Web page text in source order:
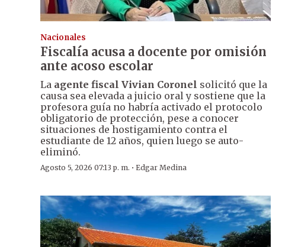
Nacionales
Fiscalía acusa a docente por omisión
ante acoso escolar
La agente fiscal Vivian Coronel solicitó que la
causa sea elevada a juicio oral y sostiene que la
profesora guía no habría activado el protocolo
obligatorio de protección, pese a conocer
situaciones de hostigamiento contra el
estudiante de 12 años, quien luego se auto-
eliminó.
Agosto 5, 2026 07:13 p. m. · Edgar Medina